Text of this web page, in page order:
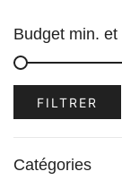
Budget min. et
FILTRER
Catégories